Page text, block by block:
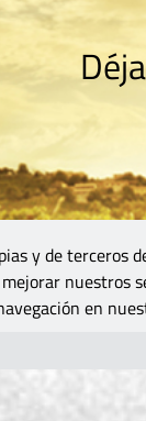
y de terceros
nuestros
en